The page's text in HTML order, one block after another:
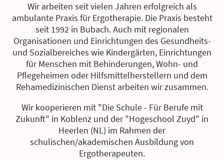
Wir arbeiten seit vielen Jahren erfolgreich als
ambulante Praxis für Ergotherapie. Die Praxis besteht
seit 1992 in Bubach. Auch mit regionalen
Organisationen und Einrichtungen des Gesundheits-
und Sozialbereiches wie Kindergärten, Einrichtungen
für Menschen mit Behinderungen, Wohn- und
Pflegeheimen oder Hilfsmittelherstellern und dem
Rehamedizinischen Dienst arbeiten wir zusammen.
Wir kooperieren mit "Die Schule - Für Berufe mit
Zukunft" in Koblenz und der "Hogeschool Zuyd" in
Heerlen (NL) im Rahmen der
schulischen/akademischen Ausbildung von
Ergotherapeuten.